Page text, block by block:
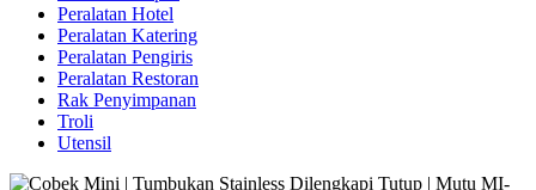
Peralatan Hotel
Peralatan Katering
Peralatan Pengiris
Peralatan Restoran
Rak Penyimpanan
Troli
Utensil